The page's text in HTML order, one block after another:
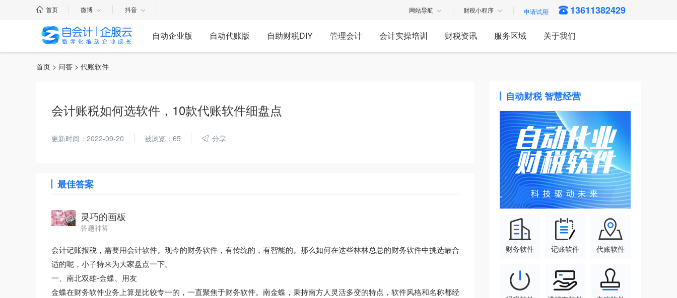
首页 微博 抖音 网站导航 财税小程序 13611382429
自动企业版 自动代账版 自助财税DIY 管理会计 会计实操培训 财税资讯 服务区域 关于我们
首页 > 问答 > 代账软件
会计账税如何选软件，10款代账软件细盘点
更新时间：2022-09-20 被浏览：65 分享
最佳答案
灵巧的画板
答题神算
会计记账报税，需要用会计软件。现今的财务软件，有传统的，有智能的。那么如何在这些林林总总的财务软件中挑选最合
适的呢，小子特来为大家盘点一下。
一、南北双雄-金蝶、用友
金蝶在财务软件业务上算是比较专一的，一直聚焦于财务软件。南金蝶，秉持南方人灵活多变的特点，软件风格和名称都经
自动财税 智慧经营
财务软件 记账软件 代账软件